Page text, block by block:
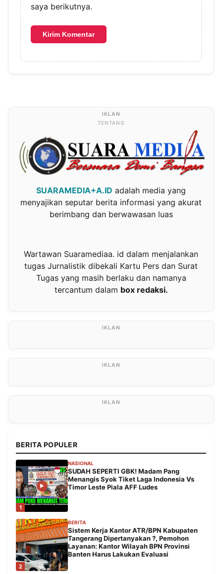
saya berikutnya.
TENTANG
SUARAMEDIA+A.ID adalah media yang
menyajikan seputar berita informasi yang akurat
berimbang dan berwawasan luas
Wartawan Suaramediaa. id dalam menjalankan
tugas Jurnalistik dibekali Kartu Pers dan Surat
Tugas yang masih berlaku dan namanya
tercantum dalam box redaksi.
BERITA POPULER
1
NASIONAL
SUDAH SEPERTI GBK! Madam Pang
Menangis Syok Tiket Laga Indonesia Vs
Timor Leste Piala AFF Ludes
2
BERITA
Sistem Kerja Kantor ATR/BPN Kabupaten
Tangerang Dipertanyakan ?, Pemohon
Layanan: Kantor Wilayah BPN Provinsi
Banten Harus Lakukan Evaluasi